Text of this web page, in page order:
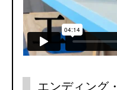
エンディング